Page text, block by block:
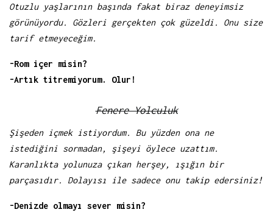
Otuzlu yaşlarının başında fakat biraz deneyimsiz
görünüyordu. Gözleri gerçekten çok güzeldi. Onu size
tarif etmeyeceğim.
-Rom içer misin?
-Artık titremiyorum. Olur!
Fenere Yolculuk
Şişeden içmek istiyordum. Bu yüzden ona ne
istediğini sormadan, şişeyi öylece uzattım.
Karanlıkta yolunuza çıkan herşey, ışığın bir
parçasıdır. Dolayısı ile sadece onu takip edersiniz!
-Denizde olmayı sever misin?